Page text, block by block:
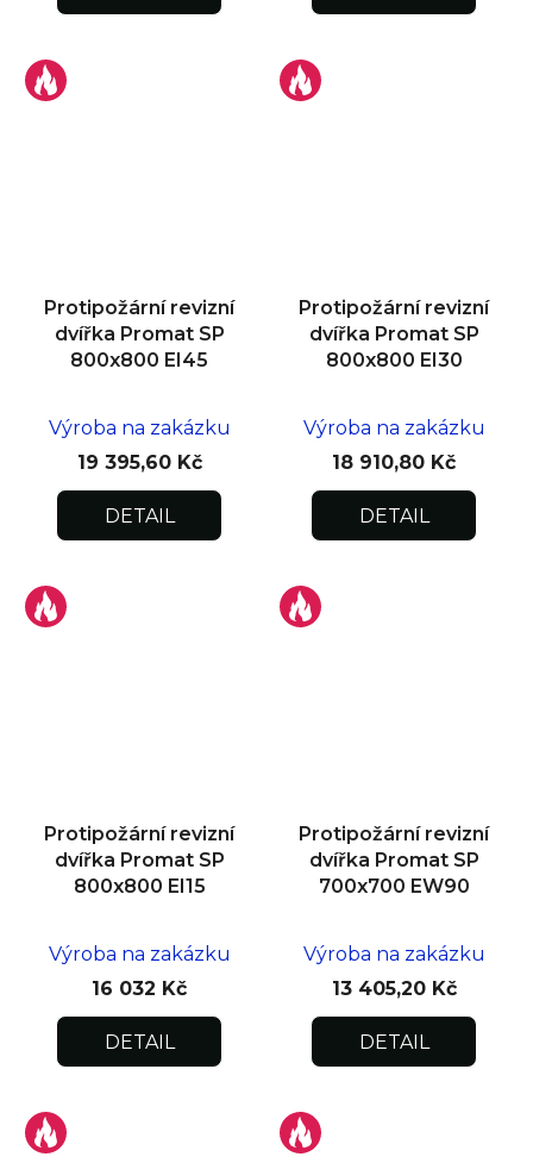
Protipožární revizní
dvířka Promat SP
800x800 EI45
Výroba na zakázku
19 395,60 Kč
DETAIL
Protipožární revizní
dvířka Promat SP
800x800 EI30
Výroba na zakázku
18 910,80 Kč
DETAIL
Protipožární revizní
dvířka Promat SP
800x800 EI15
Výroba na zakázku
16 032 Kč
DETAIL
Protipožární revizní
dvířka Promat SP
700x700 EW90
Výroba na zakázku
13 405,20 Kč
DETAIL